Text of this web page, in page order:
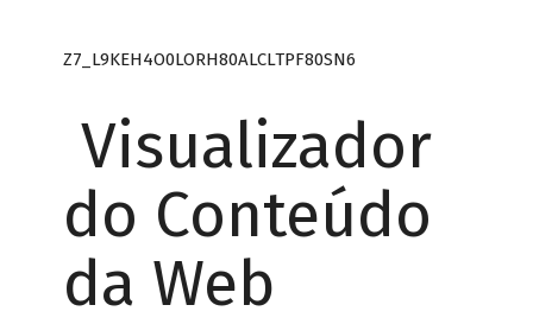
Z7_L9KEH4O0LORH80ALCLTPF80SN6
Visualizador
do Conteúdo
da Web